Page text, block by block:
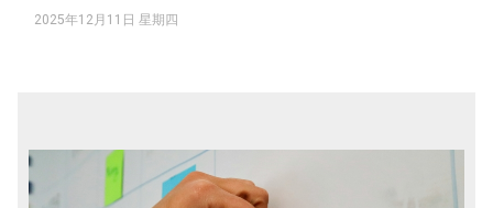
2025年12月11日 星期四